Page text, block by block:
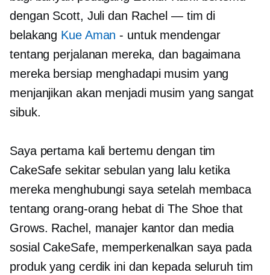
dengan Scott, Juli dan Rachel — tim di
belakang Kue Aman - untuk mendengar
tentang perjalanan mereka, dan bagaimana
mereka bersiap menghadapi musim yang
menjanjikan akan menjadi musim yang sangat
sibuk.
Saya pertama kali bertemu dengan tim
CakeSafe sekitar sebulan yang lalu ketika
mereka menghubungi saya setelah membaca
tentang orang-orang hebat di The Shoe that
Grows. Rachel, manajer kantor dan media
sosial CakeSafe, memperkenalkan saya pada
produk yang cerdik ini dan kepada seluruh tim